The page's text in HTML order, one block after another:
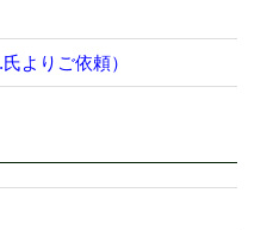
よりご依頼）